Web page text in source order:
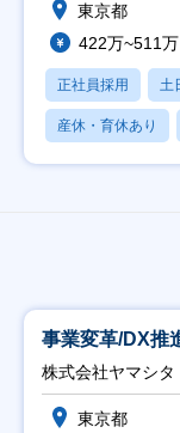
東京都
422万~511万
正社員採用 土
産休・育休あり
事業変革/DX推
株式会社ヤマシタ
東京都